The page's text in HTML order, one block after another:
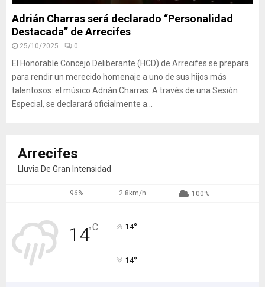
Adrián Charras será declarado “Personalidad
Destacada” de Arrecifes
25/10/2025 0
El Honorable Concejo Deliberante (HCD) de Arrecifes se prepara
para rendir un merecido homenaje a uno de sus hijos más
talentosos: el músico Adrián Charras. A través de una Sesión
Especial, se declarará oficialmente a...
Arrecifes
Lluvia De Gran Intensidad
96% 2.8km/h 100%
14°C 14°
14°